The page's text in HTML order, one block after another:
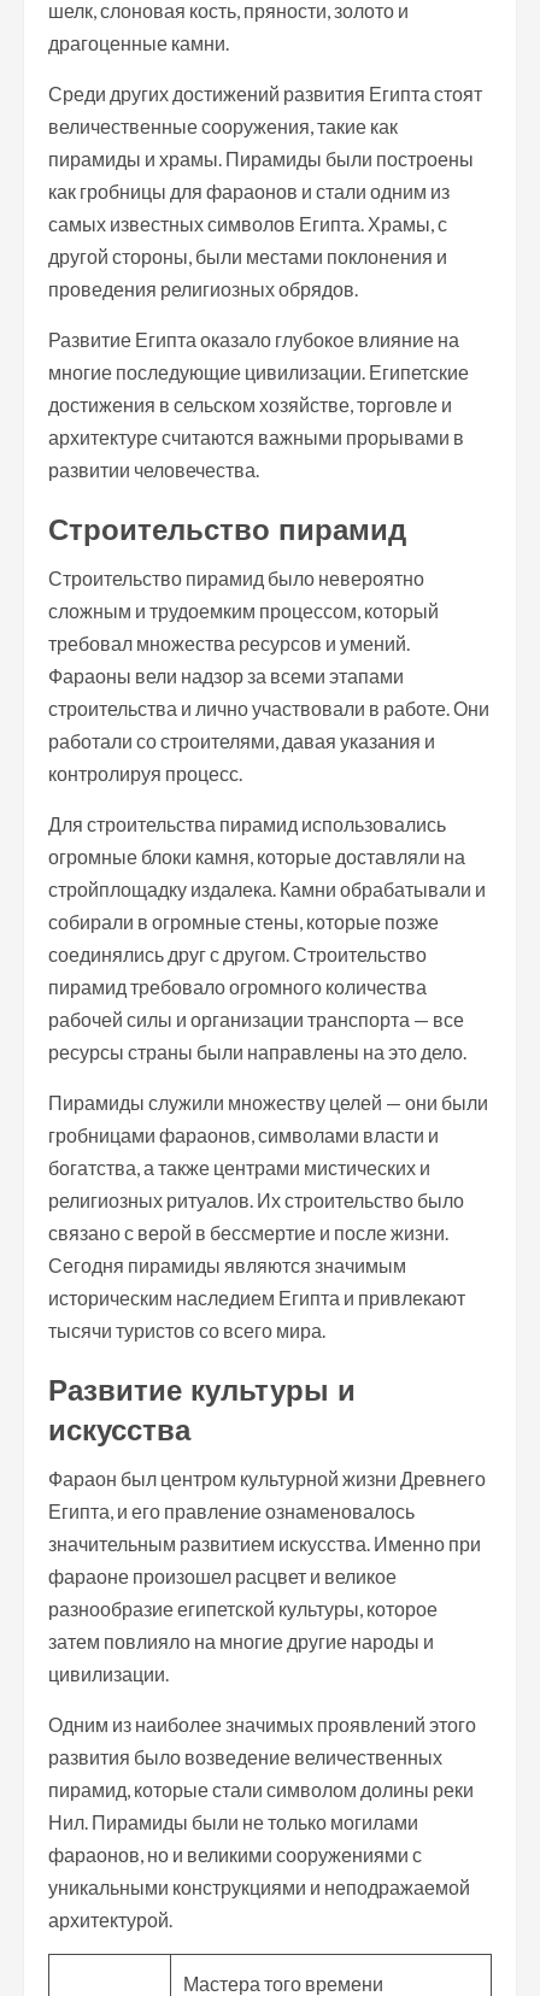
шелк, слоновая кость, пряности, золото и
драгоценные камни.
Среди других достижений развития Египта стоят
величественные сооружения, такие как
пирамиды и храмы. Пирамиды были построены
как гробницы для фараонов и стали одним из
самых известных символов Египта. Храмы, с
другой стороны, были местами поклонения и
проведения религиозных обрядов.
Развитие Египта оказало глубокое влияние на
многие последующие цивилизации. Египетские
достижения в сельском хозяйстве, торговле и
архитектуре считаются важными прорывами в
развитии человечества.
Строительство пирамид
Строительство пирамид было невероятно
сложным и трудоемким процессом, который
требовал множества ресурсов и умений.
Фараоны вели надзор за всеми этапами
строительства и лично участвовали в работе. Они
работали со строителями, давая указания и
контролируя процесс.
Для строительства пирамид использовались
огромные блоки камня, которые доставляли на
стройплощадку издалека. Камни обрабатывали и
собирали в огромные стены, которые позже
соединялись друг с другом. Строительство
пирамид требовало огромного количества
рабочей силы и организации транспорта — все
ресурсы страны были направлены на это дело.
Пирамиды служили множеству целей — они были
гробницами фараонов, символами власти и
богатства, а также центрами мистических и
религиозных ритуалов. Их строительство было
связано с верой в бессмертие и после жизни.
Сегодня пирамиды являются значимым
историческим наследием Египта и привлекают
тысячи туристов со всего мира.
Развитие культуры и
искусства
Фараон был центром культурной жизни Древнего
Египта, и его правление ознаменовалось
значительным развитием искусства. Именно при
фараоне произошел расцвет и великое
разнообразие египетской культуры, которое
затем повлияло на многие другие народы и
цивилизации.
Одним из наиболее значимых проявлений этого
развития было возведение величественных
пирамид, которые стали символом долины реки
Нил. Пирамиды были не только могилами
фараонов, но и великими сооружениями с
уникальными конструкциями и неподражаемой
архитектурой.
Мастера того времени